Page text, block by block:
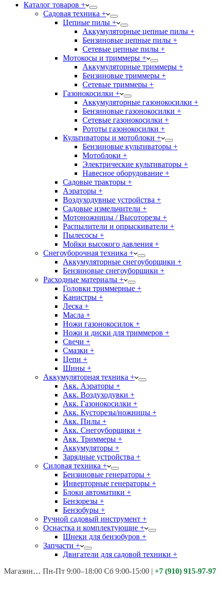
Каталог товаров +
Садовая техника +
Цепные пилы +
Аккумуляторные цепные пилы +
Бензиновые цепные пилы +
Сетевые цепные пилы +
Мотокосы и триммеры +
Аккумуляторные триммеры +
Бензиновые триммеры +
Сетевые триммеры +
Газонокосилки +
Аккумуляторные газонокосилки +
Бензиновые газонокосилки +
Сетевые газонокосилки +
Рототы газонокосилки +
Культиваторы и мотоблоки +
Бензиновые культиваторы +
Мотоблоки +
Электрические культиваторы +
Навесное оборудование +
Садовые тракторы +
Аэраторы +
Воздуходувные устройства +
Садовые измельчители +
Мотоножницы / Высоторезы +
Распылители и опрыскиватели +
Пылесосы +
Мойки высокого давления +
Снегоуборочная техника +
Аккумуляторные снегоуборщики +
Бензиновые снегоуборщики +
Расходные материалы +
Головки триммерные +
Канистры +
Леска +
Масла +
Ножи газонокосилок +
Ножи и диски для триммеров +
Свечи +
Смазки +
Цепи +
Шины +
Аккумуляторная техника +
Акк. Аэраторы +
Акк. Воздуходувки +
Акк. Газонокосилки +
Акк. Кусторезы/ножницы +
Акк. Пилы +
Акк. Снегоуборщики +
Акк. Триммеры +
Аккумуляторы +
Зарядные устройства +
Силовая техника +
Бензиновые генераторы +
Инверторные генераторы +
Блоки автоматики +
Бензорезы +
Бензобуры +
Ручной садовый инструмент +
Оснастка и комплектующие +
Шнеки для бензобуров +
Запчасти +
Двигатели для садовой техники +
Магазины: Калуга ул. Московская д.113
Пн-Пт 9:00–18:00 Сб 9:00-15:00 | +7 (910) 915-97-97